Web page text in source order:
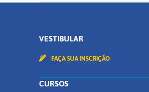
VESTIBULAR
FAÇA SUA INSCRIÇÃO
CURSOS